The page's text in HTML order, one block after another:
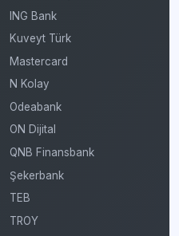
ING Bank
Kuveyt Türk
Mastercard
N Kolay
Odeabank
ON Dijital
QNB Finansbank
Şekerbank
TEB
TROY